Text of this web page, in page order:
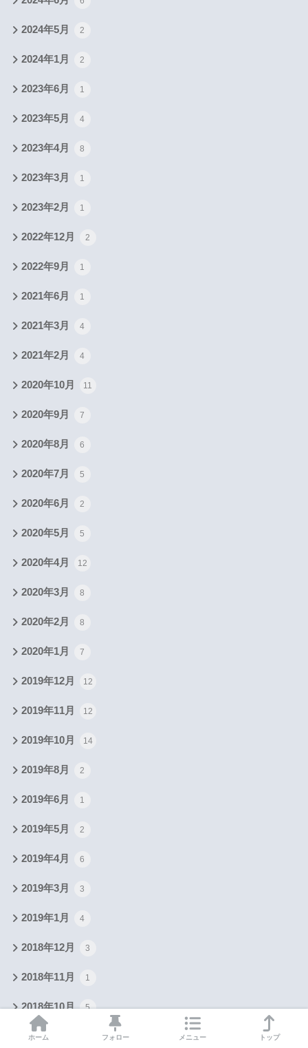
2024年5月 2
2024年1月 2
2023年6月 1
2023年5月 4
2023年4月 8
2023年3月 1
2023年2月 1
2022年12月 2
2022年9月 1
2021年6月 1
2021年3月 4
2021年2月 4
2020年10月 11
2020年9月 7
2020年8月 6
2020年7月 5
2020年6月 2
2020年5月 5
2020年4月 12
2020年3月 8
2020年2月 8
2020年1月 7
2019年12月 12
2019年11月 12
2019年10月 14
2019年8月 2
2019年6月 1
2019年5月 2
2019年4月 6
2019年3月 3
2019年1月 4
2018年12月 3
2018年11月 1
2018年10月 5
2018年4月
ホーム フォロー メニュー トップ